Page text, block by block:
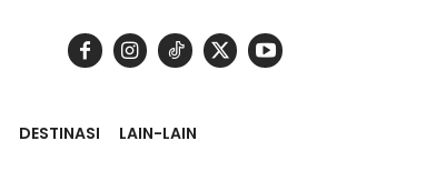
DESTINASI LAIN-LAIN